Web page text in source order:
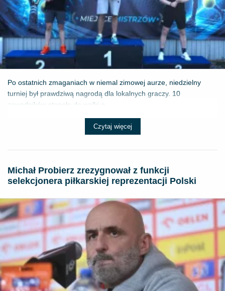
Po ostatnich zmaganiach w niemal zimowej aurze, niedzielny
turniej był prawdziwą nagrodą dla lokalnych graczy. 10
zawodników stanęło do walki o ...
Czytaj więcej
Michał Probierz zrezygnował z funkcji
selekcjonera piłkarskiej reprezentacji Polski